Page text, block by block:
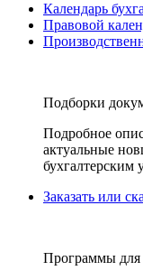
Календарь
Правовой
Подборки
Подробное
актуальные
бухгалтерским
Заказать или
Программы для